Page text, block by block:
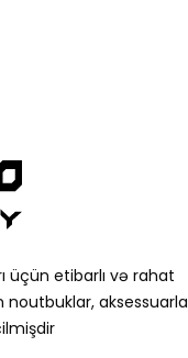
üçün etibarlı və rahat
noutbuklar,